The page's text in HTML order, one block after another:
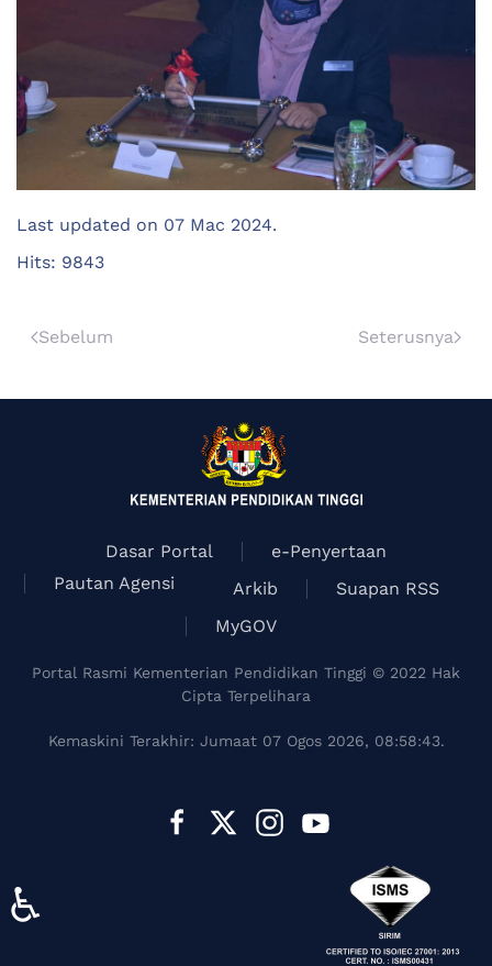
Last updated on 07 Mac 2024.
Hits: 9843
Sebelum Seterusnya
Dasar Portal
e-Penyertaan
Pautan Agensi
Arkib
Suapan RSS
MyGOV
Portal Rasmi Kementerian Pendidikan Tinggi © 2022 Hak
Cipta Terpelihara
Kemaskini Terakhir: Jumaat 07 Ogos 2026, 08:58:43.